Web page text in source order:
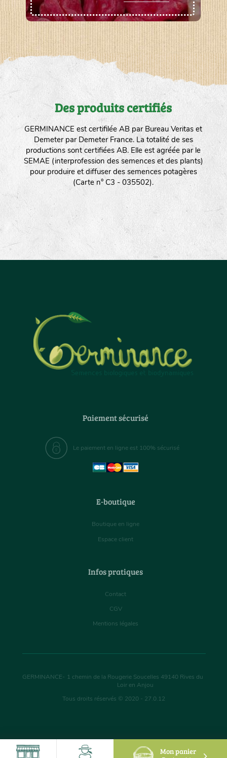
Mon panier
Des produits certifiés
GERMINANCE est certifilée AB par Bureau Veritas et
Demeter par Demeter France. La totalité de ses
productions sont certifiées AB. Elle est agréée par le
SEMAE (interprofession des semences et des plants)
pour produire et diffuser des semences potagères
(Carte n° C3 - 035502).
Paiement sécurisé
Le paiement en ligne est 100% sécurisé
E-boutique
Boutique en ligne
Espace client
Infos pratiques
Contact
CGV
Mentions légales
GERMINANCE- 1 chemin de la Rougerie Soucelles 49140 Rives du
Loir en Anjou
Tous droits réservés © 2020 - 27.0.12